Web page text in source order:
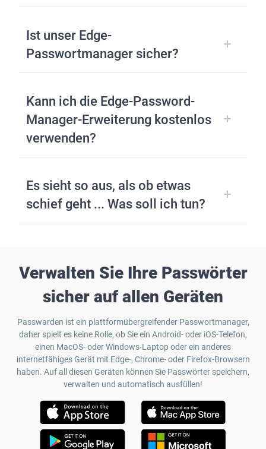
Ist unser Edge-
Passwortmanager sicher?
Kann ich die Edge-Password-
Manager-Erweiterung kostenlos
verwenden?
Es sieht so aus, als ob etwas
schief geht ... Was soll ich tun?
Verwalten Sie Ihre Passwörter
sicher auf allen Geräten
Passwarden ist ein plattformübergreifender Passwortmanager,
daher spielt es keine Rolle, ob Sie ein Android- oder iOS-Telefon,
einen MacOS- oder Windows-Laptop oder ein anderes
internetfähiges Gerät mit Edge-, Chrome- oder Firefox-Browsern
haben. Auf all diesen Geräten können Sie Passwörter speichern,
verwalten und automatisch ausfüllen!